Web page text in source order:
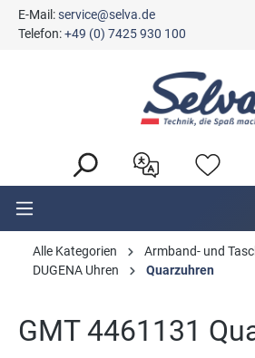
springen
E-Mail:service@selva.de
Telefon:+49 (0) 7425 930 100
Alle Kategorien
Armband- und
DUGENA Uhren
Quarzuhren
GMT 4461131